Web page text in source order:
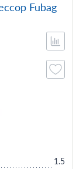
Fubag
1.5